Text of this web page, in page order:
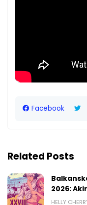
Facebook
Related Posts
2026:
HELLY